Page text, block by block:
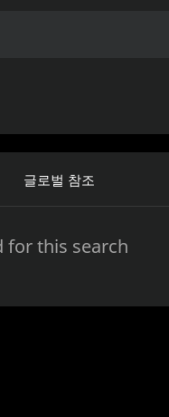
글로벌 참조
for this search